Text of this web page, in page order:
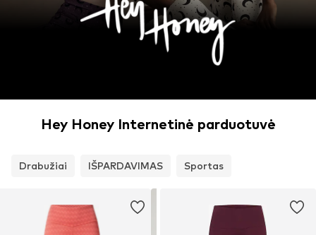
Hey Honey Internetinė parduotuvė
Drabužiai IŠPARDAVIMAS Sportas